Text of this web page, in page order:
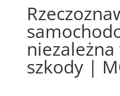
niezależna
szkody |